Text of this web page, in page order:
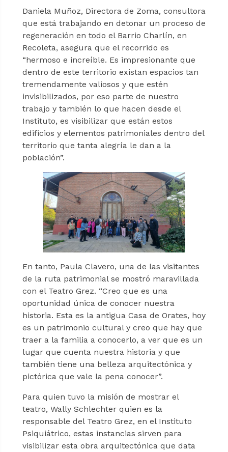
Daniela Muñoz, Directora de Zoma, consultora
que está trabajando en detonar un proceso de
regeneración en todo el Barrio Charlín, en
Recoleta, asegura que el recorrido es
“hermoso e increíble. Es impresionante que
dentro de este territorio existan espacios tan
tremendamente valiosos y que estén
invisibilizados, por eso parte de nuestro
trabajo y también lo que hacen desde el
Instituto, es visibilizar que están estos
edificios y elementos patrimoniales dentro del
territorio que tanta alegría le dan a la
población”.
En tanto, Paula Clavero, una de las visitantes
de la ruta patrimonial se mostró maravillada
con el Teatro Grez. “Creo que es una
oportunidad única de conocer nuestra
historia. Esta es la antigua Casa de Orates, hoy
es un patrimonio cultural y creo que hay que
traer a la familia a conocerlo, a ver que es un
lugar que cuenta nuestra historia y que
también tiene una belleza arquitectónica y
pictórica que vale la pena conocer”.
Para quien tuvo la misión de mostrar el
teatro, Wally Schlechter quien es la
responsable del Teatro Grez, en el Instituto
Psiquiátrico, estas instancias sirven para
visibilizar esta obra arquitectónica que data